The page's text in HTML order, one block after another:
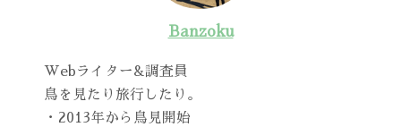
Banzoku
Webライター&調査員
鳥を見たり旅行したり。
・2013年から鳥見開始